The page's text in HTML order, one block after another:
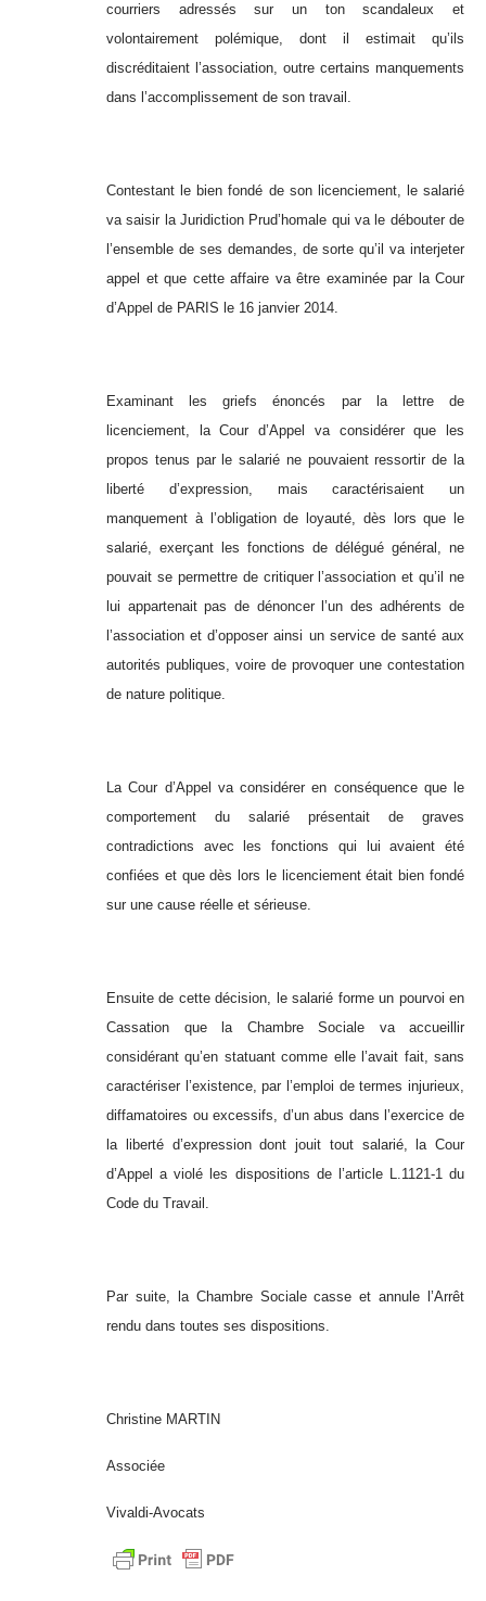
courriers adressés sur un ton scandaleux et
volontairement polémique, dont il estimait qu’ils
discréditaient l’association, outre certains manquements
dans l’accomplissement de son travail.
Contestant le bien fondé de son licenciement, le salarié
va saisir la Juridiction Prud’homale qui va le débouter de
l’ensemble de ses demandes, de sorte qu’il va interjeter
appel et que cette affaire va être examinée par la Cour
d’Appel de PARIS le 16 janvier 2014.
Examinant les griefs énoncés par la lettre de
licenciement, la Cour d’Appel va considérer que les
propos tenus par le salarié ne pouvaient ressortir de la
liberté d’expression, mais caractérisaient un
manquement à l’obligation de loyauté, dès lors que le
salarié, exerçant les fonctions de délégué général, ne
pouvait se permettre de critiquer l’association et qu’il ne
lui appartenait pas de dénoncer l’un des adhérents de
l’association et d’opposer ainsi un service de santé aux
autorités publiques, voire de provoquer une contestation
de nature politique.
La Cour d’Appel va considérer en conséquence que le
comportement du salarié présentait de graves
contradictions avec les fonctions qui lui avaient été
confiées et que dès lors le licenciement était bien fondé
sur une cause réelle et sérieuse.
Ensuite de cette décision, le salarié forme un pourvoi en
Cassation que la Chambre Sociale va accueillir
considérant qu’en statuant comme elle l’avait fait, sans
caractériser l’existence, par l’emploi de termes injurieux,
diffamatoires ou excessifs, d’un abus dans l’exercice de
la liberté d’expression dont jouit tout salarié, la Cour
d’Appel a violé les dispositions de l’article L.1121-1 du
Code du Travail.
Par suite, la Chambre Sociale casse et annule l’Arrêt
rendu dans toutes ses dispositions.
Christine MARTIN
Associée
Vivaldi-Avocats